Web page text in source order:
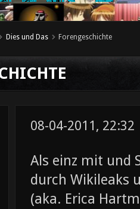
Dies und Das Forengeschichte
08-04-2011, 22:32
Als einz mit und
durch Wikileaks
(aka. Erica